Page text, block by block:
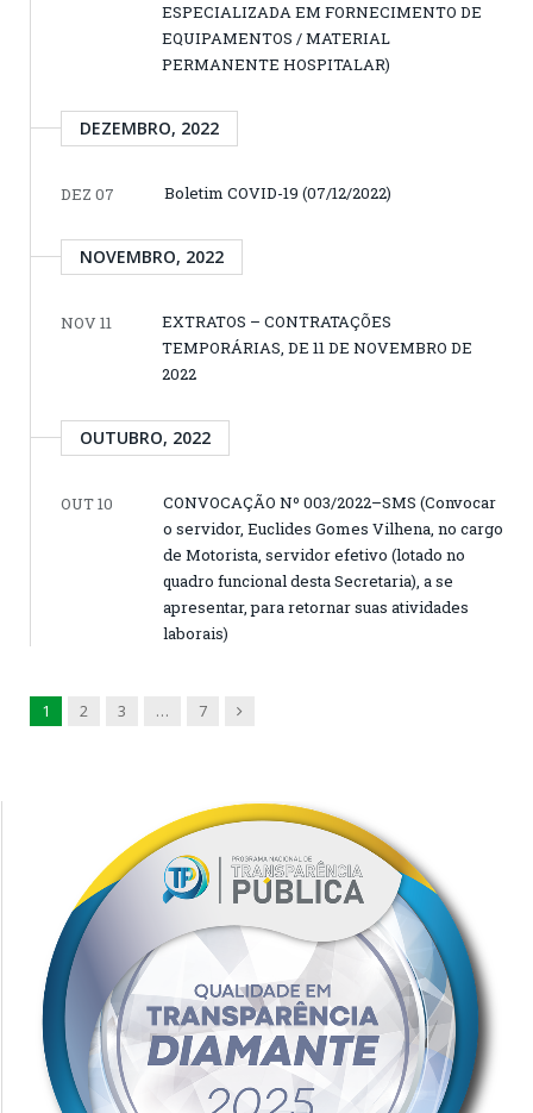
ESPECIALIZADA EM FORNECIMENTO DE
EQUIPAMENTOS / MATERIAL
PERMANENTE HOSPITALAR)
DEZEMBRO, 2022
DEZ 07 Boletim COVID-19 (07/12/2022)
NOVEMBRO, 2022
NOV 11
EXTRATOS – CONTRATAÇÕES
TEMPORÁRIAS, DE 11 DE NOVEMBRO DE
2022
OUTUBRO, 2022
OUT 10
CONVOCAÇÃO Nº 003/2022–SMS (Convocar
o servidor, Euclides Gomes Vilhena, no cargo
de Motorista, servidor efetivo (lotado no
quadro funcional desta Secretaria), a se
apresentar, para retornar suas atividades
laborais)
1 2 3 … 7 Next